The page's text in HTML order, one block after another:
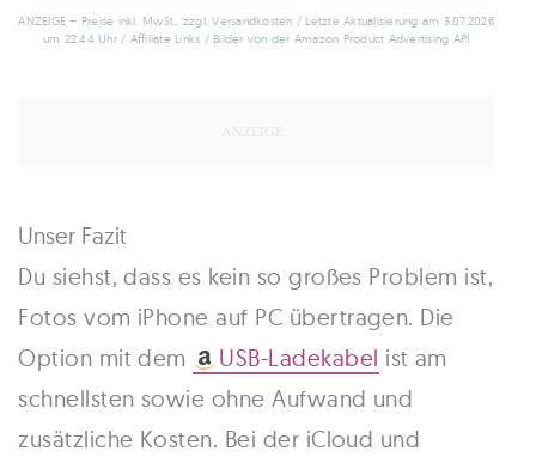
ANZEIGE – Preise inkl. MwSt., zzgl. Versandkosten / Letzte Aktualisierung am 3.07.2026
um 22:44 Uhr / Affiliate Links / Bilder von der Amazon Product Advertising API
Unser Fazit
Du siehst, dass es kein so großes Problem ist,
Fotos vom iPhone auf PC übertragen. Die
Option mit dem
USB-Ladekabel ist am
schnellsten sowie ohne Aufwand und
zusätzliche Kosten. Bei der iCloud und